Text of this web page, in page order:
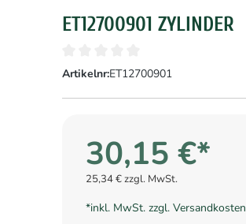
ET12700901 ZYLINDER
Artikelnr:ET12700901
30,15 €*
25,34 € zzgl. MwSt.
*inkl. MwSt. zzgl. Versandkosten